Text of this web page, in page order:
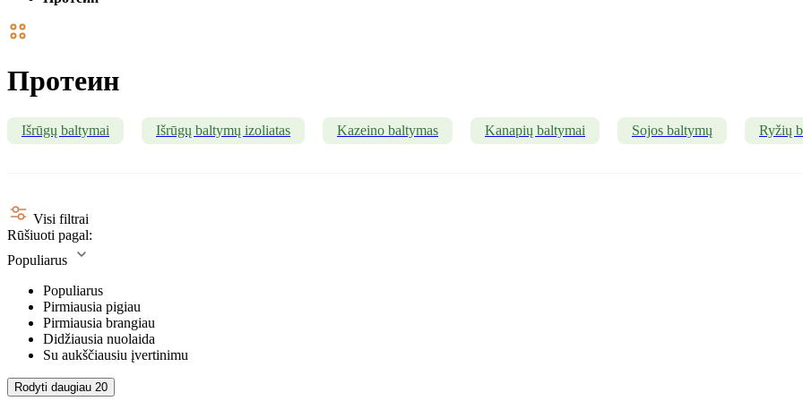
Протеин
Išrūgų baltymai Išrūgų baltymų izoliatas Kazeino baltymas Kanapių baltymai Sojos baltymų Ryžių
Visi filtrai
Rūšiuoti pagal:
Populiarus
Populiarus
Pirmiausia pigiau
Pirmiausia brangiau
Didžiausia nuolaida
Su aukščiausiu įvertinimu
Rodyti daugiau 20